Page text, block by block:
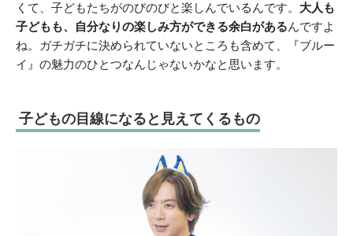
くて、子どもたちがのびのびと楽しんでいるんです。 大人も
子どもも、自分なりの楽しみ方ができる余白があるんですよ
ね。ガチガチに決められていないところも含めて、『ブルー
イ』の魅力のひとつなんじゃないかなと思います。
子どもの目線になると見えてくるもの